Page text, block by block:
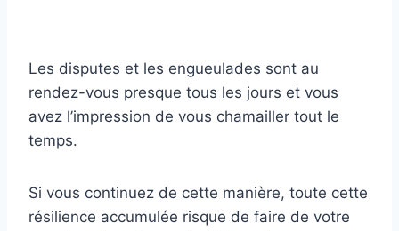
Les disputes et les engueulades sont au
rendez-vous presque tous les jours et vous
avez l’impression de vous chamailler tout le
temps.
Si vous continuez de cette manière, toute cette
résilience accumulée risque de faire de votre